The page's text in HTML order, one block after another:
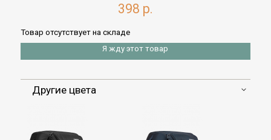
398 р.
Товар отсутствует на складе
Я жду этот товар
Другие цвета